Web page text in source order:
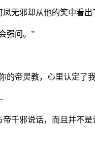
无邪却从他的笑中看
强问。”
帝灵教，心里认定了
千邪说话，而且并不是